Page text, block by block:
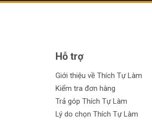
Hỗ trợ
Giới thiệu về Thích Tự Làm
Kiểm tra đơn hàng
Trả góp Thích Tự Làm
Lý do chọn Thích Tự Làm